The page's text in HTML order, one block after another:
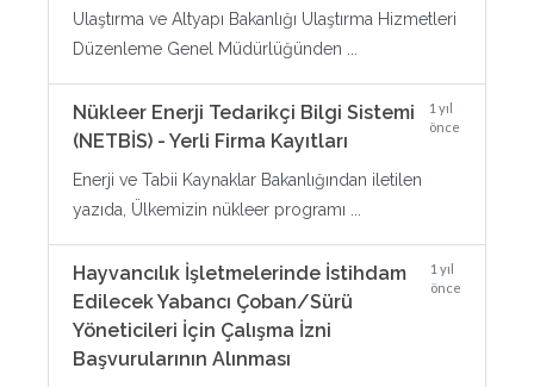
Ulaştırma ve Altyapı Bakanlığı Ulaştırma Hizmetleri
Düzenleme Genel Müdürlüğünden ...
Nükleer Enerji Tedarikçi Bilgi Sistemi
(NETBİS) - Yerli Firma Kayıtları
1 yıl
önce
Enerji ve Tabii Kaynaklar Bakanlığından iletilen
yazıda, Ülkemizin nükleer programı ...
Hayvancılık İşletmelerinde İstihdam
Edilecek Yabancı Çoban/Sürü
Yöneticileri İçin Çalışma İzni
Başvurularının Alınması
1 yıl
önce